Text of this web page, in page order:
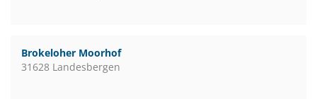
Brokeloher Moorhof
31628 Landesbergen